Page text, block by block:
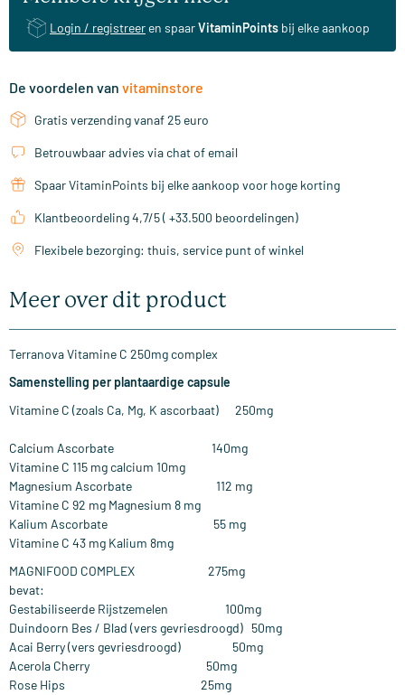
Login / registreer en spaarVitaminPoints bij elke aankoop
De voordelen van vitaminstore
Gratis verzending vanaf 25 euro
Betrouwbaar advies via chat of email
Spaar VitaminPoints bij elke aankoop voor hoge korting
Klantbeoordeling 4,7/5 ( +33.500 beoordelingen)
Flexibele bezorging: thuis, service punt of winkel
Meer over dit product
Terranova Vitamine C 250mg complex
Samenstelling per plantaardige capsule
Vitamine C (zoals Ca, Mg, K ascorbaat) 250mg
Calcium Ascorbate 140mg
Vitamine C 115 mg calcium 10mg
Magnesium Ascorbate 112 mg
Vitamine C 92 mg Magnesium 8 mg
Kalium Ascorbate 55 mg
Vitamine C 43 mg Kalium 8mg
MAGNIFOOD COMPLEX 275mg
bevat:
Gestabiliseerde Rijstzemelen 100mg
Duindoorn Bes / Blad (vers gevriesdroogd) 50mg
Acai Berry (vers gevriesdroogd) 50mg
Acerola Cherry 50mg
Rose Hips 25mg